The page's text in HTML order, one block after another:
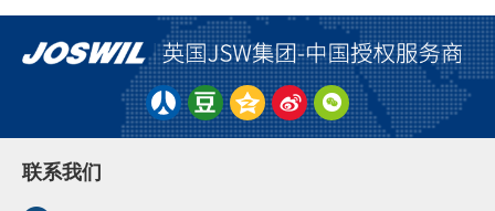
下面的介绍，能够帮助大家更加的了解这款加固技
术，在以后需要进行建筑物加固时，能够妥善的利用
这款加固技术，达成不错的加固效果。 那么张钢加
固的核心材料其实是粘钢胶这种材料在使用的过程中
其实具有多少优势下面就来简单给大家介绍一下。
施工比较方便快捷 粘钢胶在使用的过程当中还是比
一聊这方面的话题，希望可以帮助大家在以后的施工
过程中，能够合理的科学的利用粘钢胶。 粘钢胶在
固化之后，基本上可以称为是无毒剂材料，但是如果
没有完全固化之前，粘钢胶一般组分会对皮肤和眼睛
有一定的刺激效果。所以施工工人在进行粘钢加固
联系我们